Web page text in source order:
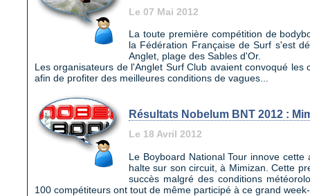
Le 07 Mai 2012
La toute première compétition de
la Fédération Française de Surf s'est
Anglet, plage des Sables d'Or.
Les organisateurs de l'Anglet Surf Club avaient convoqué les
afin de profiter des meilleures conditions de vagues...
Résultats Nobelum BNT 2012 :
Le 18 Avril 2012
Le Boyboard National Tour innove cette
halte sur son circuit, à Mimizan. Cette
succès malgré des conditions
100 compétiteurs ont tout de même participé à ce grand